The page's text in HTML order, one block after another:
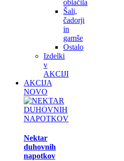
oblačila
Šali,
čadorji
in
gamše
Ostalo
Izdelki
v
AKCIJI
AKCIJA
NOVO
Nektar
duhovnih
napotkov